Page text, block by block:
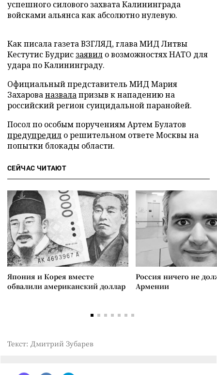
успешного силового захвата Калининграда
войсками альянса как абсолютно нулевую.
Как писала газета ВЗГЛЯД, глава МИД Литвы
Кестутис Будрис заявил о возможностях НАТО для
удара по Калининграду.
Официальный представитель МИД Мария
Захарованазвалапризыв к нападению на
российский регион суицидальной паранойей.
Посол по особым поручениям Артем Булатов
предупредил о решительном ответе Москвы на
попытки блокады области.
СЕЙЧАС ЧИТАЮТ
Япония и Корея вместе
обвалили американский доллар
Россия ничего не
Армении
Текст: Дмитрий Зубарев